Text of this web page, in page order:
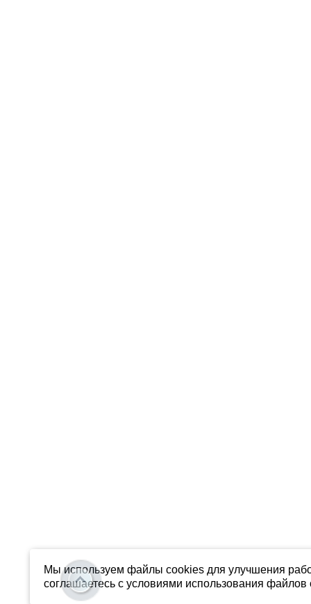
Мы используем файлы cookies для улучшения
соглашаетесь с условиями использования файлов